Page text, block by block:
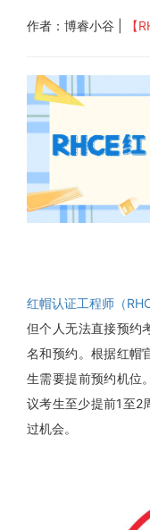
作者：博睿小谷 | 【
红帽认证工程师（
但个人无法直接预约
名和预约。根据红帽
生需要提前预约机位
议考生至少提前1至2
过机会。